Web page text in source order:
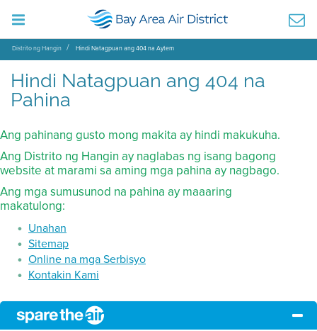
Distrito ng Hangin Hindi Natagpuan ang 404 na Aytem
Hindi Natagpuan ang 404 na
Pahina
Ang pahinang gusto mong makita ay hindi makukuha.
Ang Distrito ng Hangin ay naglabas ng isang bagong
website at marami sa aming mga pahina ay nagbago.
Ang mga sumusunod na pahina ay maaaring
makatulong:
Unahan
Sitemap
Online na mga Serbisyo
Kontakin Kami